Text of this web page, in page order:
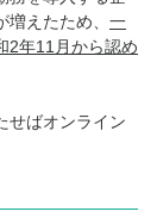
えたため、 一
2年11月から認め
せばオンライン